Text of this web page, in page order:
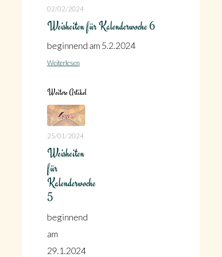
02/02/2024
Weisheiten für Kalenderwoche 6
beginnend am 5.2.2024
Weiterlesen
Weitere Artikel
25/01/2024
Weisheiten
für
Kalenderwoche
5
beginnend
am
29.1.2024